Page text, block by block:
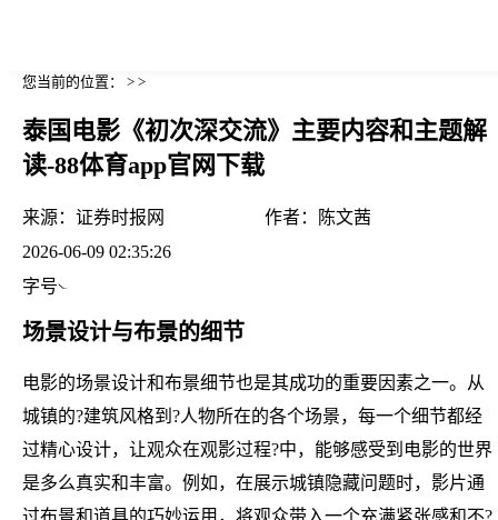
您当前的位置： > >
泰国电影《初次深交流》主要内容和主题解
读-88体育app官网下载
来源： 证券时报网 作者：
陈文茜
2026-06-09 02:35:26
字号
场景设计与布景的细节
电影的场景设计和布景细节也是其成功的重要因素之一。从
城镇的?建筑风格到?人物所在的各个场景，每一个细节都经
过精心设计，让观众在观影过程?中，能够感受到电影的世界
是多么真实和丰富。例如，在展示城镇隐藏问题时，影片通
过布景和道具的巧妙运用，将观众带入一个充满紧张感和不?